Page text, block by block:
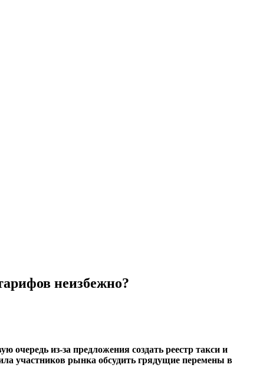
неизбежно?
из-за предложения создать реестр такси и
участников рынка обсудить грядущие перемены в